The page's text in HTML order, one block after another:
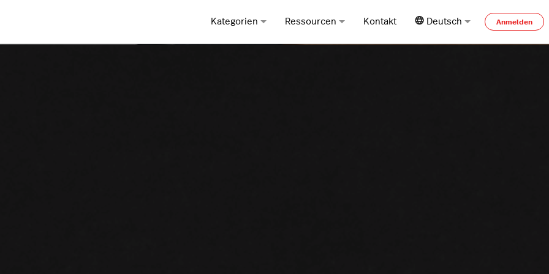
Kategorien Ressourcen Kontakt Deutsch Anmelden